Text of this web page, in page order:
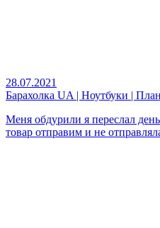
28.07.2021
Барахолка UA | Ноутбуки |
Меня обдурили я переслал
товар отправим и не